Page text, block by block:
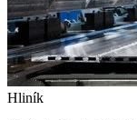
Hliník